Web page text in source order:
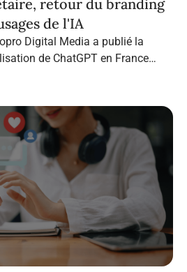
retour du branding
de l'IA
Digital Media a publié la
de ChatGPT en France